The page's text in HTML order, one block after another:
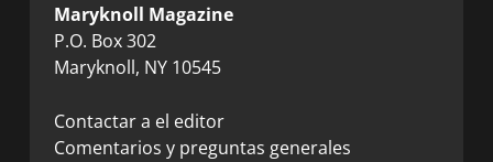
Maryknoll Magazine
P.O. Box 302
Maryknoll, NY 10545
Contactar a el editor
Comentarios y preguntas generales